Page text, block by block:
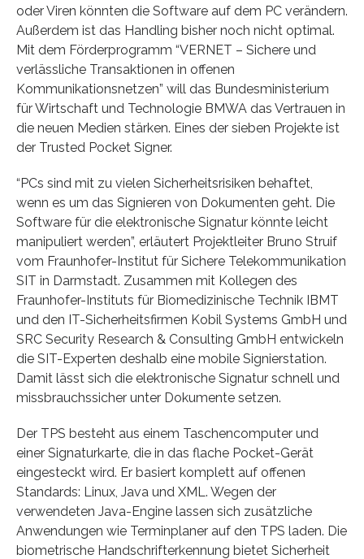
oder Viren könnten die Software auf dem PC verändern.
Außerdem ist das Handling bisher noch nicht optimal.
Mit dem Förderprogramm “VERNET – Sichere und
verlässliche Transaktionen in offenen
Kommunikationsnetzen” will das Bundesministerium
für Wirtschaft und Technologie BMWA das Vertrauen in
die neuen Medien stärken. Eines der sieben Projekte ist
der Trusted Pocket Signer.
“PCs sind mit zu vielen Sicherheitsrisiken behaftet,
wenn es um das Signieren von Dokumenten geht. Die
Software für die elektronische Signatur könnte leicht
manipuliert werden”, erläutert Projektleiter Bruno Struif
vom Fraunhofer-Institut für Sichere Telekommunikation
SIT in Darmstadt. Zusammen mit Kollegen des
Fraunhofer-Instituts für Biomedizinische Technik IBMT
und den IT-Sicherheitsfirmen Kobil Systems GmbH und
SRC Security Research & Consulting GmbH entwickeln
die SIT-Experten deshalb eine mobile Signierstation.
Damit lässt sich die elektronische Signatur schnell und
missbrauchssicher unter Dokumente setzen.
Der TPS besteht aus einem Taschencomputer und
einer Signaturkarte, die in das flache Pocket-Gerät
eingesteckt wird. Er basiert komplett auf offenen
Standards: Linux, Java und XML. Wegen der
verwendeten Java-Engine lassen sich zusätzliche
Anwendungen wie Terminplaner auf den TPS laden. Die
biometrische Handschrifterkennung bietet Sicherheit